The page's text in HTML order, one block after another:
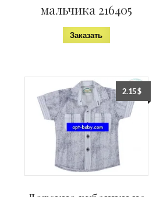
мальчика 216405
Заказать
2.15$